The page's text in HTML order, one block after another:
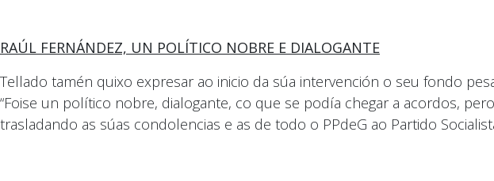
RAÚL FERNÁNDEZ, UN POLÍTICO NOBRE E DIALOGANTE
Tellado tamén quixo expresar ao inicio da súa intervención o seu fondo
“Foise un político nobre, dialogante, co que se podía chegar a acordos,
trasladando as súas condolencias e as de todo o PPdeG ao Partido